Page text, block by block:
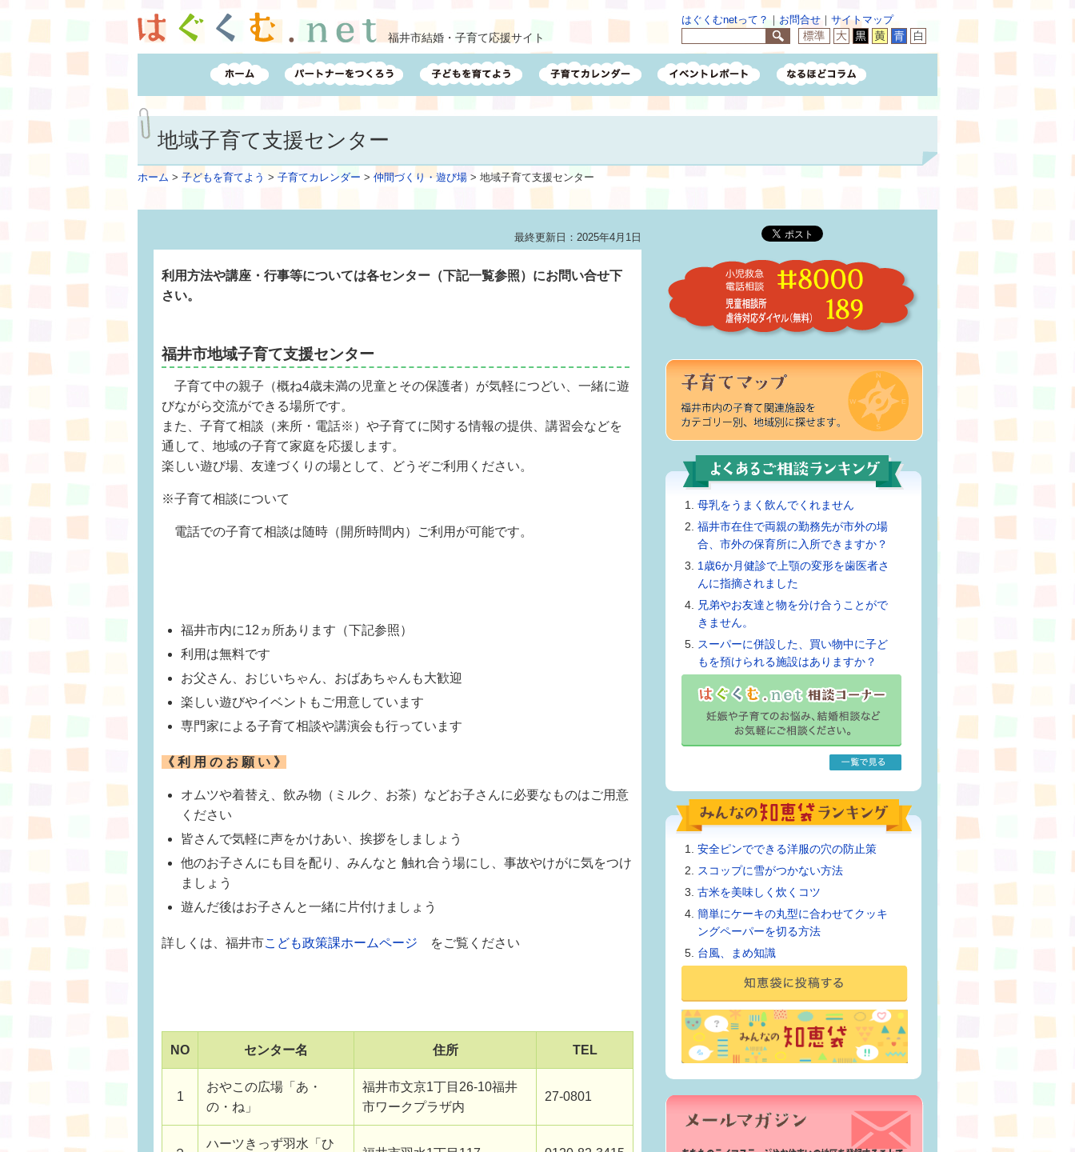
福井市結婚・子育て応援サイト
はぐくむnetって？ ｜ お問合せ ｜ サイトマップ
地域子育て支援センター
ホーム > 子どもを育てよう > 子育てカレンダー > 仲間づくり・遊び場 > 地域子育て支援センター
最終更新日：2025年4月1日
利用方法や講座・行事等については各センター（下記一覧参照）にお問い合せ下
さい。
福井市地域子育て支援センター
子育て中の親子（概ね4歳未満の児童とその保護者）が気軽につどい、一緒に遊
びながら交流ができる場所です。
また、子育て相談（来所・電話※）や子育てに関する情報の提供、講習会などを
通して、地域の子育て家庭を応援します。
楽しい遊び場、友達づくりの場として、どうぞご利用ください。
※子育て相談について
電話での子育て相談は随時（開所時間内）ご利用が可能です。
福井市内に12ヵ所あります（下記参照）
利用は無料です
お父さん、おじいちゃん、おばあちゃんも大歓迎
楽しい遊びやイベントもご用意しています
専門家による子育て相談や講演会も行っています
《 利 用 の お 願 い 》
オムツや着替え、飲み物（ミルク、お茶）などお子さんに必要なものはご用意
ください
皆さんで気軽に声をかけあい、挨拶をしましょう
他のお子さんにも目を配り、みんなと 触れ合う場にし、事故やけがに気をつけ
ましょう
遊んだ後はお子さんと一緒に片付けましょう
詳しくは、福井市こども政策課ホームページ をご覧ください
NO センター名 住所 TEL
1
おやこの広場「あ・
の・ね」
福井市文京1丁目26-10福井
市ワークプラザ内
27-0801
ハーツきっず羽水「ひ
母乳をうまく飲んでくれません
福井市在住で両親の勤務先が市外の場
合、市外の保育所に入所できますか？
1歳6か月健診で上顎の変形を歯医者さ
んに指摘されました
兄弟やお友達と物を分け合うことがで
きません。
スーパーに併設した、買い物中に子ど
もを預けられる施設はありますか？
安全ピンでできる洋服の穴の防止策
スコップに雪がつかない方法
古米を美味しく炊くコツ
簡単にケーキの丸型に合わせてクッキ
ングペーパーを切る方法
台風、まめ知識